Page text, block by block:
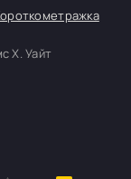
Х. Уайт